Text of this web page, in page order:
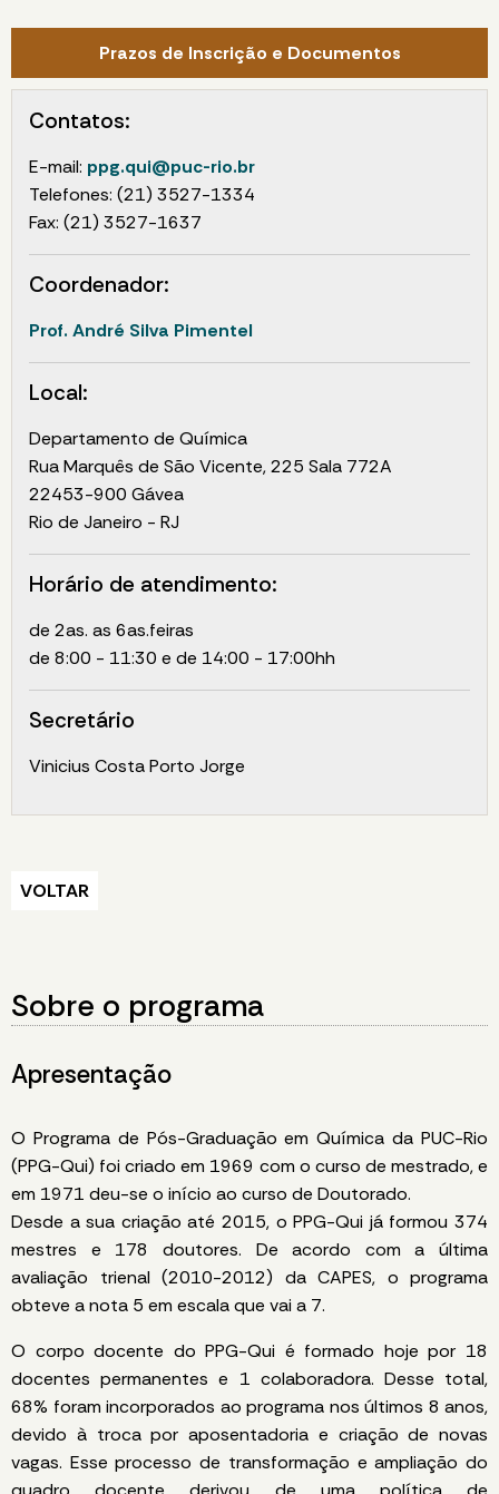
Prazos de Inscrição e Documentos
Contatos:
E-mail: ppg.qui@puc-rio.br
Telefones: (21) 3527-1334
Fax: (21) 3527-1637
Coordenador:
Prof. André Silva Pimentel
Local:
Departamento de Química
Rua Marquês de São Vicente, 225 Sala 772A
22453-900 Gávea
Rio de Janeiro - RJ
Horário de atendimento:
de 2as. as 6as.feiras
de 8:00 - 11:30 e de 14:00 - 17:00hh
Secretário
Vinicius Costa Porto Jorge
VOLTAR
Sobre o programa
Apresentação
O Programa de Pós-Graduação em Química da PUC-Rio
(PPG-Qui) foi criado em 1969 com o curso de mestrado, e
em 1971 deu-se o início ao curso de Doutorado.
Desde a sua criação até 2015, o PPG-Qui já formou 374
mestres e 178 doutores. De acordo com a última
avaliação trienal (2010-2012) da CAPES, o programa
obteve a nota 5 em escala que vai a 7.
O corpo docente do PPG-Qui é formado hoje por 18
docentes permanentes e 1 colaboradora. Desse total,
68% foram incorporados ao programa nos últimos 8 anos,
devido à troca por aposentadoria e criação de novas
vagas. Esse processo de transformação e ampliação do